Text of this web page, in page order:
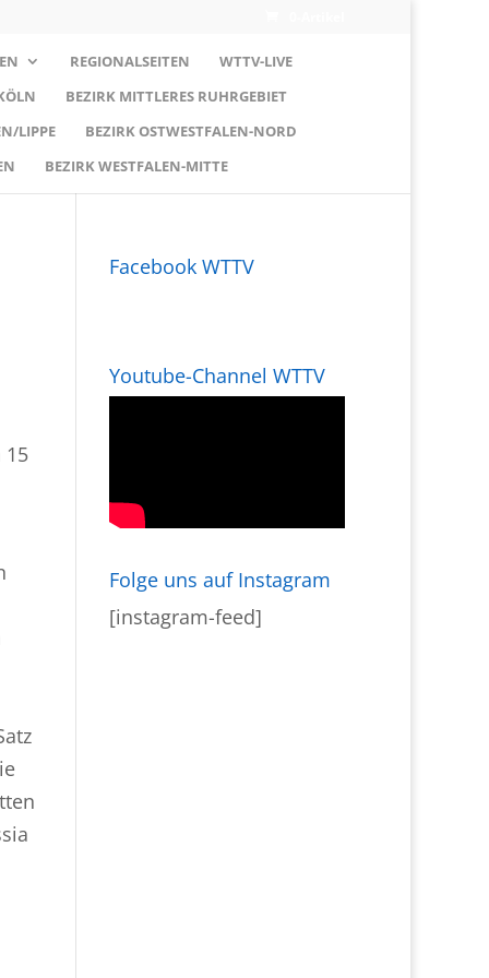
REGIONALSEITEN
WTTV-LIVE
BEZIRK MITTLERES RUHRGEBIET
LIPPE
BEZIRK OSTWESTFALEN-NORD
BEZIRK WESTFALEN-MITTE
15
Facebook WTTV
Youtube-Channel WTTV
Folge uns auf Instagram
[instagram-feed]